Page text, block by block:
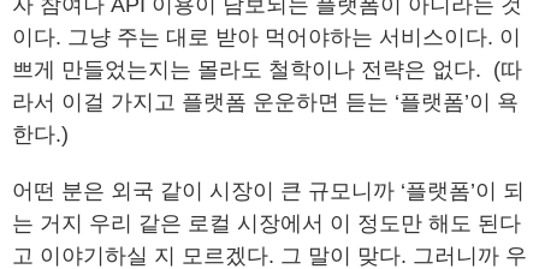
자 참여나 API 이용이 담보되는 플랫폼이 아니라는 것
이다. 그냥 주는 대로 받아 먹어야하는 서비스이다. 이
쁘게 만들었는지는 몰라도 철학이나 전략은 없다. (따
라서 이걸 가지고 플랫폼 운운하면 듣는 ‘플랫폼’이 욕
한다.)
어떤 분은 외국 같이 시장이 큰 규모니까 ‘플랫폼’이 되
는 거지 우리 같은 로컬 시장에서 이 정도만 해도 된다
고 이야기하실 지 모르겠다. 그 말이 맞다. 그러니까 우